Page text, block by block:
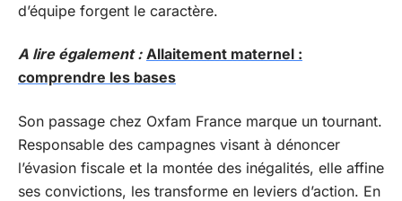
d’équipe forgent le caractère.
A lire également : Allaitement maternel :
comprendre les bases
Son passage chez Oxfam France marque un tournant.
Responsable des campagnes visant à dénoncer
l’évasion fiscale et la montée des inégalités, elle affine
ses convictions, les transforme en leviers d’action. En